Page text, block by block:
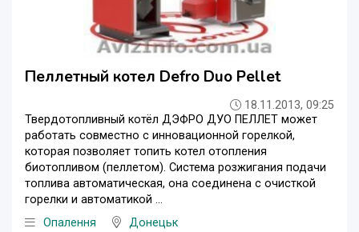
Пеллетный котел Defro Duo Pellet
18.11.2013, 09:25
Твердотопливный котёл ДЭФРО ДУО ПЕЛЛЕТ может
работать совместно с инновационной горелкой,
которая позволяет топить котел отопления
биотопливом (пеллетом). Система розжигания подачи
топлива автоматическая, она соединена с очисткой
горелки и автоматикой ...
Опалення
Донецьк